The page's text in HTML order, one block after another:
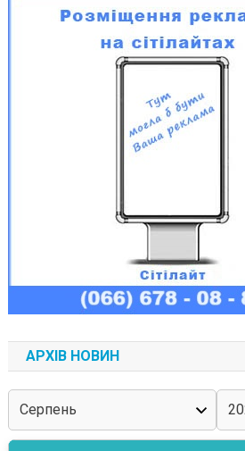
АРХІВ НОВИН